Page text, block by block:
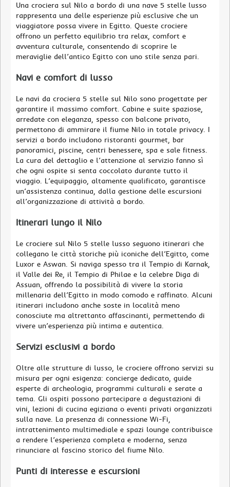
Una crociera sul Nilo a bordo di una nave 5 stelle lusso
rappresenta una delle esperienze più esclusive che un
viaggiatore possa vivere in Egitto. Queste crociere
offrono un perfetto equilibrio tra relax, comfort e
avventura culturale, consentendo di scoprire le
meraviglie dell’antico Egitto con uno stile senza pari.
Navi e comfort di lusso
Le navi da crociera 5 stelle sul Nilo sono progettate per
garantire il massimo comfort. Cabine e suite spaziose,
arredate con eleganza, spesso con balcone privato,
permettono di ammirare il fiume Nilo in totale privacy. I
servizi a bordo includono ristoranti gourmet, bar
panoramici, piscine, centri benessere, spa e sale fitness.
La cura del dettaglio e l’attenzione al servizio fanno sì
che ogni ospite si senta coccolato durante tutto il
viaggio. L’equipaggio, altamente qualificato, garantisce
un’assistenza continua, dalla gestione delle escursioni
all’organizzazione di attività a bordo.
Itinerari lungo il Nilo
Le crociere sul Nilo 5 stelle lusso seguono itinerari che
collegano le città storiche più iconiche dell’Egitto, come
Luxor e Aswan. Si naviga spesso tra il Tempio di Karnak,
il Valle dei Re, il Tempio di Philae e la celebre Diga di
Assuan, offrendo la possibilità di vivere la storia
millenaria dell’Egitto in modo comodo e raffinato. Alcuni
itinerari includono anche soste in località meno
conosciute ma altrettanto affascinanti, permettendo di
vivere un’esperienza più intima e autentica.
Servizi esclusivi a bordo
Oltre alle strutture di lusso, le crociere offrono servizi su
misura per ogni esigenza: concierge dedicato, guide
esperte di archeologia, programmi culturali e serate a
tema. Gli ospiti possono partecipare a degustazioni di
vini, lezioni di cucina egiziana o eventi privati organizzati
sulla nave. La presenza di connessione Wi-Fi,
intrattenimento multimediale e spazi lounge contribuisce
a rendere l’esperienza completa e moderna, senza
rinunciare al fascino storico del fiume Nilo.
Punti di interesse e escursioni